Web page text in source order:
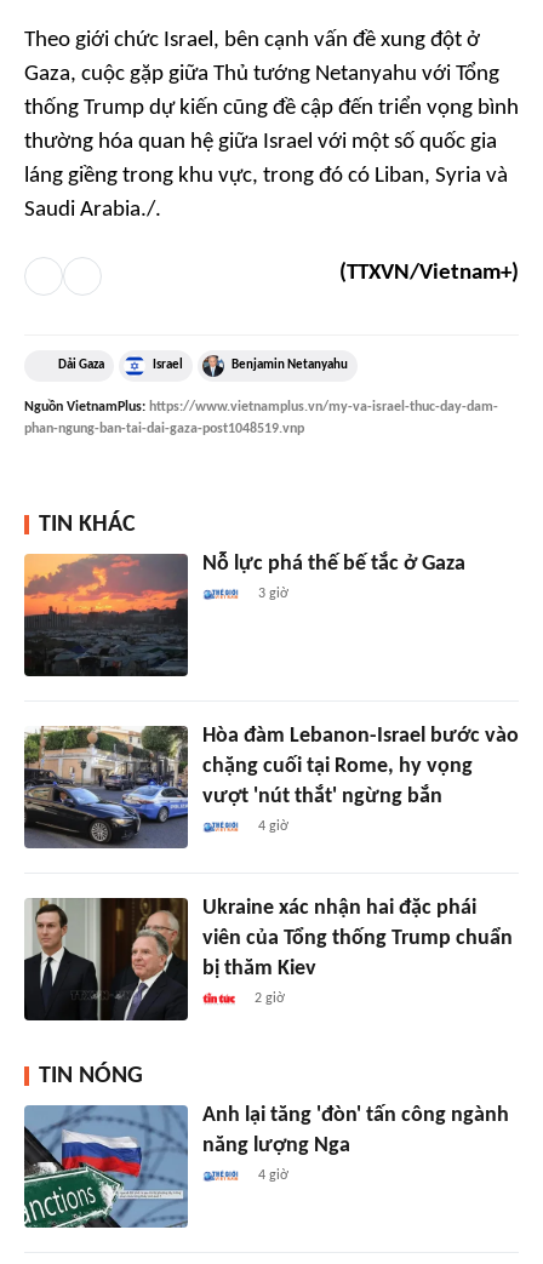
Theo giới chức Israel, bên cạnh vấn đề xung đột ở
Gaza, cuộc gặp giữa Thủ tướng Netanyahu với Tổng
thống Trump dự kiến cũng đề cập đến triển vọng bình
thường hóa quan hệ giữa Israel với một số quốc gia
láng giềng trong khu vực, trong đó có Liban, Syria và
Saudi Arabia./.
(TTXVN/Vietnam+)
Dải Gaza Israel Benjamin Netanyahu
Nguồn VietnamPlus: https://www.vietnamplus.vn/my-va-israel-thuc-day-dam-
phan-ngung-ban-tai-dai-gaza-post1048519.vnp
TIN KHÁC
Nỗ lực phá thế bế tắc ở Gaza
3 giờ
Hòa đàm Lebanon-Israel bước vào
chặng cuối tại Rome, hy vọng
vượt 'nút thắt' ngừng bắn
4 giờ
Ukraine xác nhận hai đặc phái
viên của Tổng thống Trump chuẩn
bị thăm Kiev
2 giờ
TIN NÓNG
Anh lại tăng 'đòn' tấn công ngành
năng lượng Nga
4 giờ